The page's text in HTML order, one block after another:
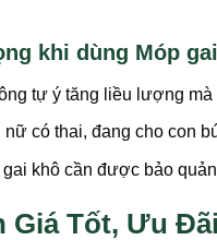
khi dùng Móp gai
tự ý tăng liều lượng
nữ có thai, đang cho con
gai khô cần được bảo
Giá Tốt, Ưu